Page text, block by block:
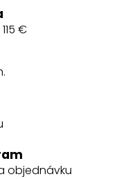
€
objednávku